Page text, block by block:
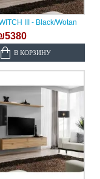
III - Black/Wotan
В КОРЗИНУ